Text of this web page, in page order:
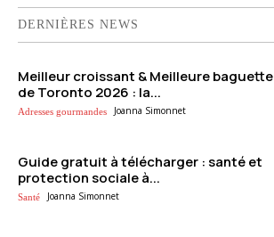
DERNIÈRES NEWS
Meilleur croissant & Meilleure baguette
de Toronto 2026 : la...
Adresses gourmandes Joanna Simonnet
Guide gratuit à télécharger : santé et
protection sociale à...
Santé Joanna Simonnet